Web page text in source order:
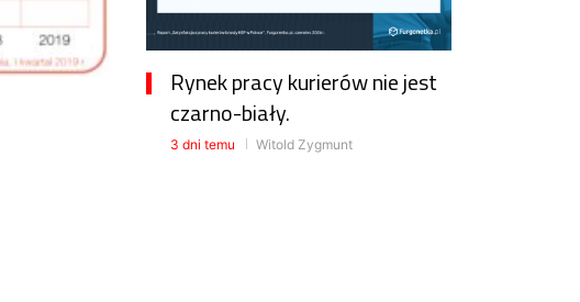
Rynek pracy kurierów nie jest
czarno-biały.
3 dni temu Witold Zygmunt